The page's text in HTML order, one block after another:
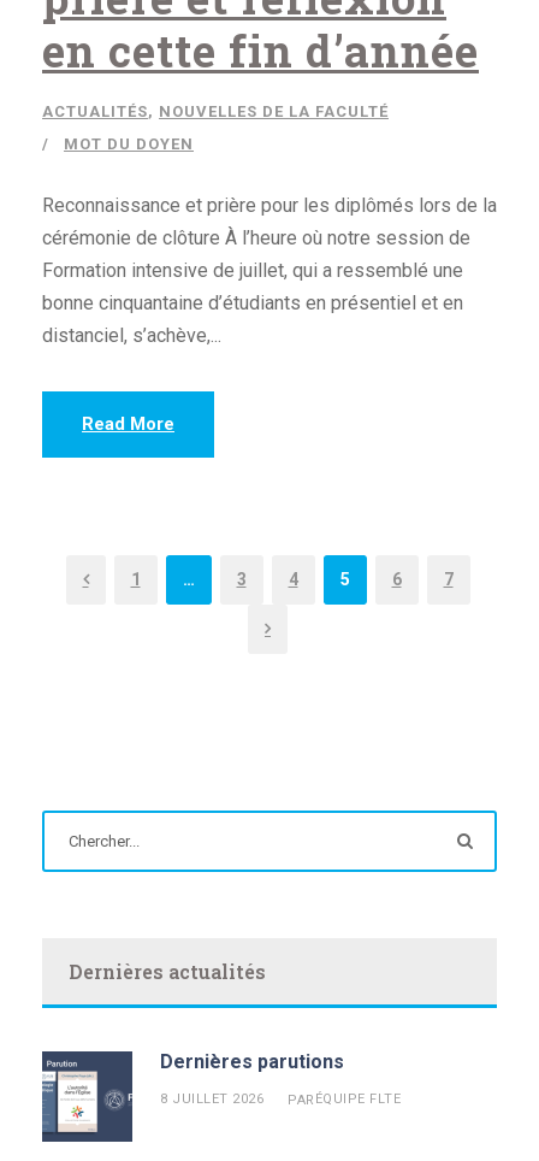
en cette fin d’année
ACTUALITÉS, NOUVELLES DE LA FACULTÉ
MOT DU DOYEN
Reconnaissance et prière pour les diplômés lors de la
cérémonie de clôture À l’heure où notre session de
Formation intensive de juillet, qui a ressemblé une
bonne cinquantaine d’étudiants en présentiel et en
distanciel, s’achève,...
Read More
1 … 3 4 5 6 7
Dernières actualités
Dernières parutions
8 JUILLET 2026 PAR ÉQUIPE FLTE